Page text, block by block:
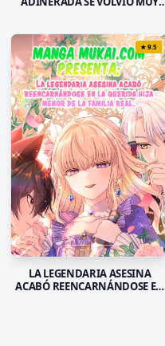
★9.5
LA LEGENDARIA ASESINA
ACABÓ REENCARNÁNDOSE EN